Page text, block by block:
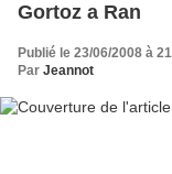
Gortoz a Ran
Publié le 23/06/2008 à
Par Jeannot